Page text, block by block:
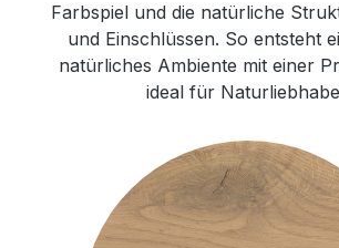
Farbspiel und die natürliche
und Einschlüssen. So entsteht
natürliches Ambiente mit einer
ideal für